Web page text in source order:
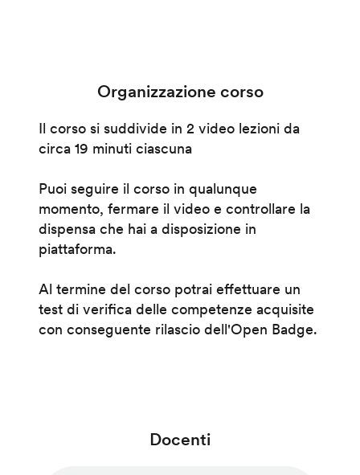
Organizzazione corso
Il corso si suddivide in 2 video lezioni da
circa 19 minuti ciascuna
Puoi seguire il corso in qualunque
momento, fermare il video e controllare la
dispensa che hai a disposizione in
piattaforma.
Al termine del corso potrai effettuare un
test di verifica delle competenze acquisite
con conseguente rilascio dell'Open Badge.
Docenti